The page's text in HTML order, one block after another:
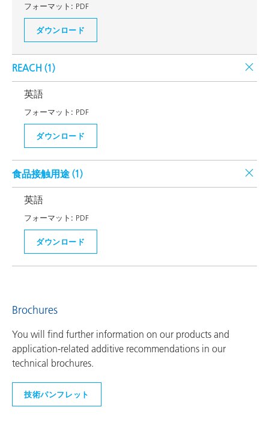
フォーマット: PDF
ダウンロード
REACH (1)
英語
フォーマット: PDF
ダウンロード
食品接触用途 (1)
英語
フォーマット: PDF
ダウンロード
Brochures
You will find further information on our products and
application-related additive recommendations in our
technical brochures.
技術パンフレット